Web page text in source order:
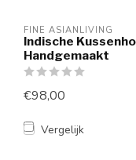
FINE ASIANLIVING
Indische
Handgemaakt
€98,00
Vergelijk